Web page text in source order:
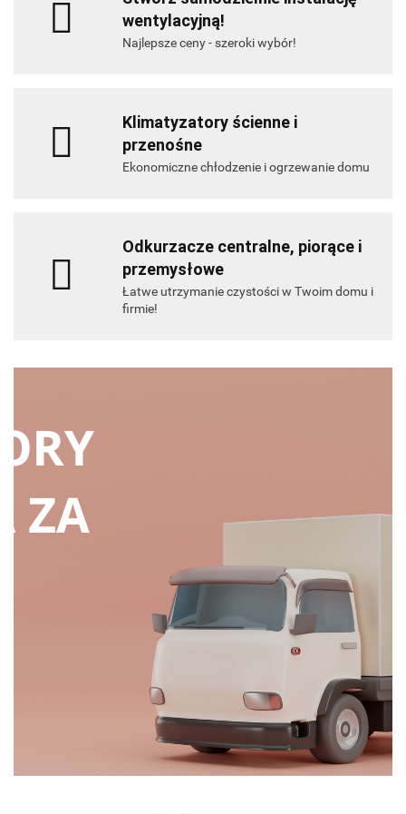
wentylacyjną!
Najlepsze ceny - szeroki wybór!
Klimatyzatory ścienne i
przenośne
Ekonomiczne chłodzenie i ogrzewanie domu
Odkurzacze centralne, piorące i
przemysłowe
Łatwe utrzymanie czystości w Twoim domu i
firmie!